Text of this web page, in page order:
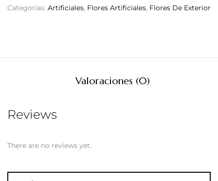
Categorías: Artificiales, Flores Artificiales, Flores De Exterior
Valoraciones (0)
Reviews
There are no reviews yet.